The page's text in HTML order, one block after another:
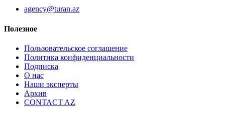
agency@turan.az
Полезное
Пользовательское соглашение
Политика конфиденциальности
Подписка
О нас
Наши эксперты
Архив
CONTACT AZ